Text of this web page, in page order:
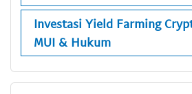
Investasi Yield Farming
MUI & Hukum